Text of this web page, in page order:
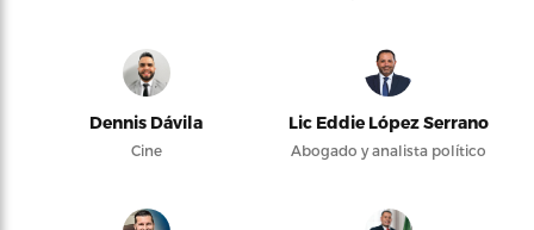
Dennis Dávila
Cine
Lic Eddie López Serrano
Abogado y analista político